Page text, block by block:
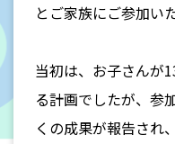
とご家族にご参加い
当初は、お子さんが
る計画でしたが、参
くの成果が報告され